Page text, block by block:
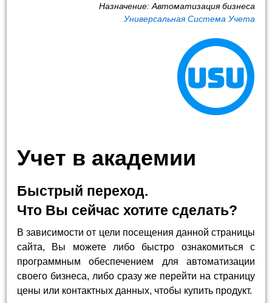
Назначение: Автоматизация бизнеса
Универсальная Система Учета
Учет в академии
Быстрый переход.
Что Вы сейчас хотите сделать?
В зависимости от цели посещения данной страницы
сайта, Вы можете либо быстро ознакомиться с
программным обеспечением для автоматизации
своего бизнеса, либо сразу же перейти на страницу
цены или контактных данных, чтобы купить продукт.